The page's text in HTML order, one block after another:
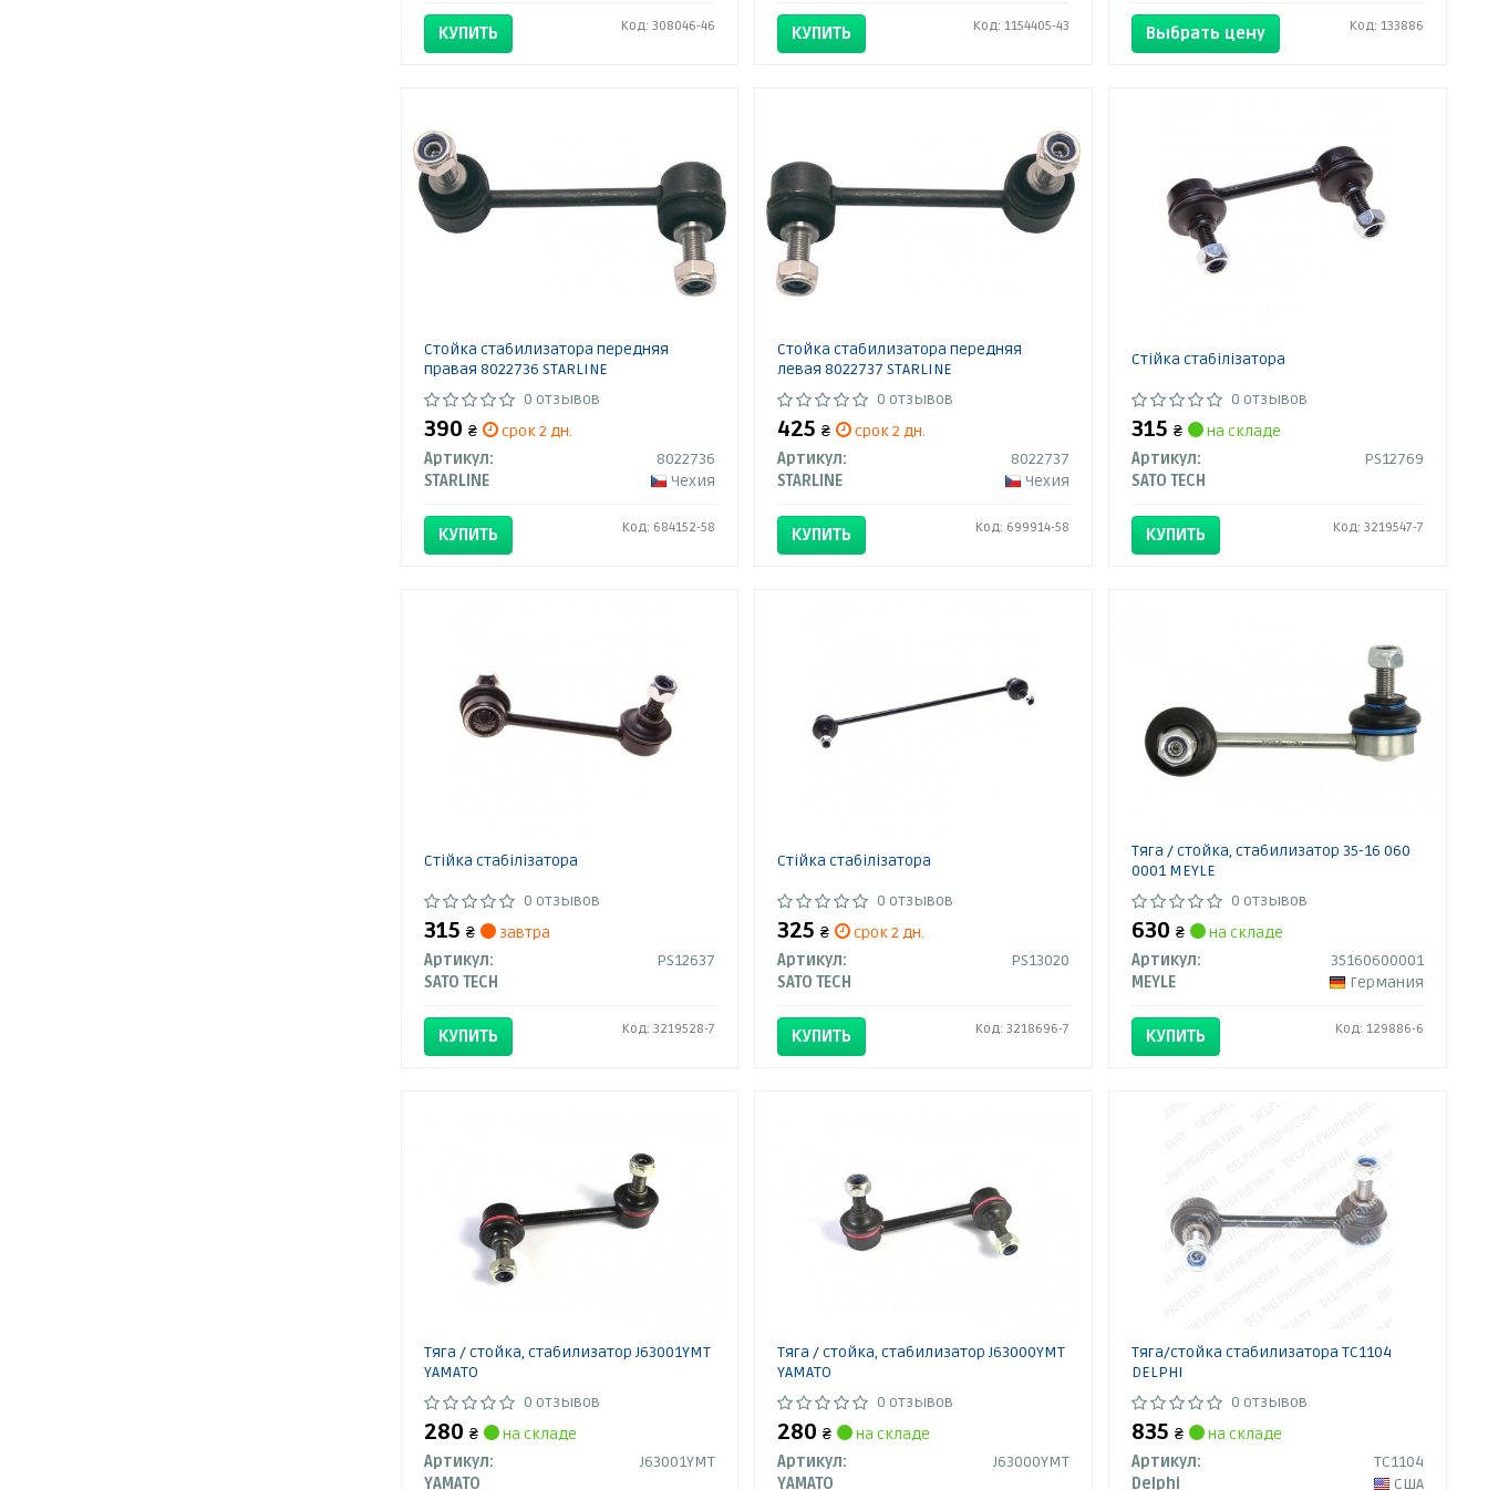
КУПИТЬ Код: 308046-46 КУПИТЬ Код: 1154405-43 Выбрать цену Код: 133886
Стойка стабилизатора передняя
правая 8022736 STARLINE
0 отзывов
390 ₴
срок 2 дн.
Артикул:
8022736
STARLINE
Чехия
КУПИТЬ Код: 684152-58
Стойка стабилизатора передняя
левая 8022737 STARLINE
0 отзывов
425₴
срок 2 дн.
Артикул:
8022737
STARLINE
Чехия
КУПИТЬ Код: 699914-58
Стійка стабілізатора
0 отзывов
315₴
на складе
Артикул:
PS12769
SATO TECH
КУПИТЬ Код: 3219547-7
Стійка стабілізатора
0 отзывов
315 ₴
завтра
Артикул:
PS12637
SATO TECH
КУПИТЬ Код: 3219528-7
Стійка стабілізатора
0 отзывов
325₴
срок 2 дн.
Артикул:
PS13020
SATO TECH
КУПИТЬ Код: 3218696-7
Тяга / стойка, стабилизатор 35-16 060
0001 MEYLE
0 отзывов
630₴
на складе
Артикул:
35160600001
MEYLE
Германия
КУПИТЬ Код: 129886-6
Тяга / стойка, стабилизатор J63001YMT
YAMATO
0 отзывов
280 ₴
на складе
Артикул:
J63001YMT
YAMATO
Тяга / стойка, стабилизатор J63000YMT
YAMATO
0 отзывов
280₴
на складе
Артикул:
J63000YMT
YAMATO
Тяга/стойка стабилизатора TC1104
DELPHI
0 отзывов
835₴
на складе
Артикул:
TC1104
Delphi
США